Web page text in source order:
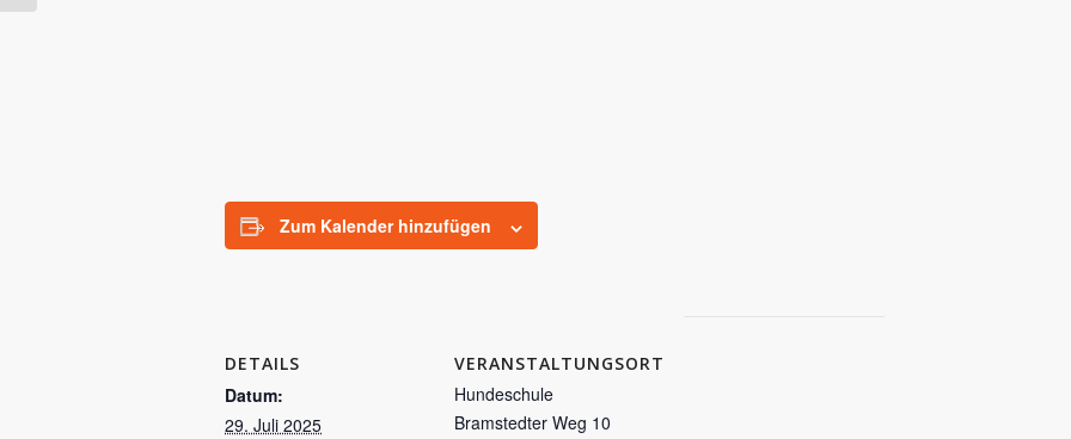
Zum Kalender hinzufügen
DETAILS
Datum:
29. Juli 2025
VERANSTALTUNGSORT
Hundeschule
Bramstedter Weg 10